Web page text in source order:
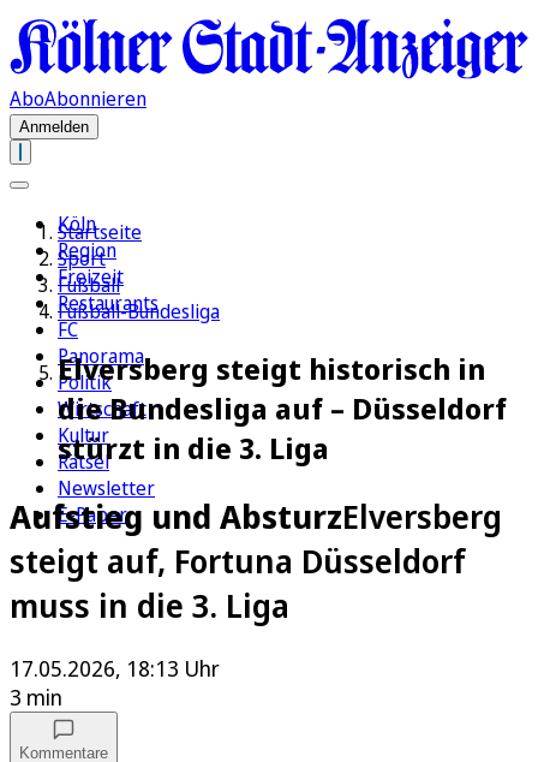
AboAbonnieren
Anmelden
Köln
Region
Freizeit
Restaurants
FC
Panorama
Politik
Wirtschaft
Kultur
Rätsel
Newsletter
E-Paper
Startseite
Sport
Fußball
Fußball-Bundesliga
Elversberg steigt historisch in
die Bundesliga auf – Düsseldorf
stürzt in die 3. Liga
Aufstieg und AbsturzElversberg
steigt auf, Fortuna Düsseldorf
muss in die 3. Liga
17.05.2026, 18:13 Uhr
3 min
Kommentare